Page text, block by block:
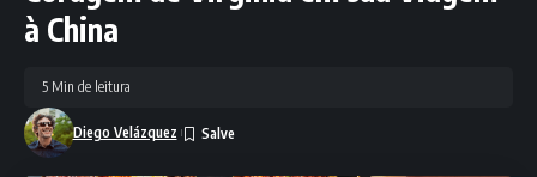
à China
Diego Velázquez
5 Min de leitura